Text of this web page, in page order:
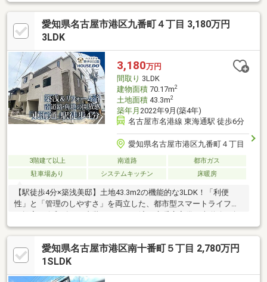
愛知県名古屋市港区九番町４丁目 3,180万円
3LDK
3,180万円
間取り 3LDK
建物面積70.17m2
土地面積43.3m2
築年月 2022年9月(築4年)
名古屋市名港線 東海通駅 徒歩6分
愛知県名古屋市港区九番町４丁目
3階建て以上 南道路
都市ガス
駐車場あり
システムキッチン 床暖房
【駅徒歩4分×築浅美邸】土地43.3m2の機能的な3LDK！「利便
性」と「管理のしやすさ」を両立した、都市型スマートライフの
ご提案。令和8年3月内装リフォーム済、床暖房完備。南道路・角
地の開放感。
愛知県名古屋市港区南十番町５丁目 2,780万円
1SLDK